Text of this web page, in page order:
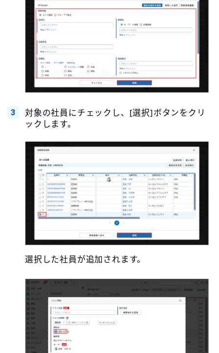
対象の社員にチェックし、[選択]ボタンをクリ
ックします。
選択した社員が追加されます。